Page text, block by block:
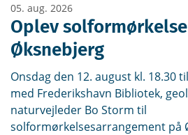
05. aug. 2026
Oplev
Øksnebjerg
Onsdag den 12. august kl. 18.30
med Frederikshavn Bibliotek,
naturvejleder Bo Storm til
solformørkelsesarrangement på